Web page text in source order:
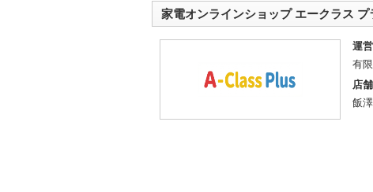
カード決済・価格.com決済がご利用頂けます。
いらっしゃいませ
A-Class PLus店は、エークラス本店とは取扱商
家電オンラインショップ エークラス プ
運
有
店
飯